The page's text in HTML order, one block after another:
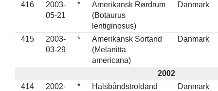
416
2003-
05-21
*
Amerikansk Rørdrum
(Botaurus
lentiginosus)
Danmark
415
2003-
03-29
*
Amerikansk Sortand
(Melanitta
americana)
Danmark
2002
414
2002-
*
Halsbåndstroldand
Danmark